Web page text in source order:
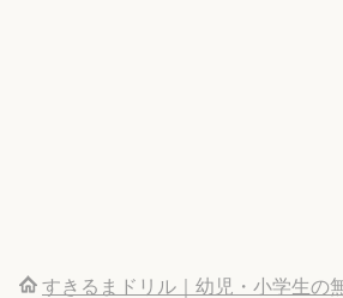
すきるまドリル｜幼児・小学生の